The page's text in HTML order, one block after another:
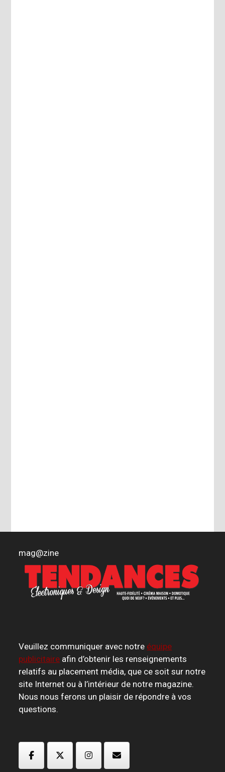
mag@zine
Veuillez communiquer avec notre équipe
publicitaire afin d’obtenir les renseignements
relatifs au placement média, que ce soit sur notre
site Internet ou à l’intérieur de notre magazine.
Nous nous ferons un plaisir de répondre à vos
questions.